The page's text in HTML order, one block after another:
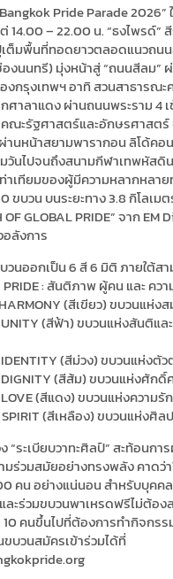
Pride Parade 2026”
14.00 – 22.00 น. “ธงไพรด์”
เต็มพื้นที่ทอดยาวตลอดแนวถน
งนนทรี) มุ่งหน้าสู่ “ถนนสีลม”
งกรุงเทพฯ อาทิ สวนสาธารณ
ศาลาแดง ผ่านถนนพระราม 4
ณะรัฐศาสตร์และอักษรศาสตร์
านหน้าสยามพารากอน ลิโด้คอ
วันไปจนถึงสนามกีฬาเทพหัสดิ
าเทียมของผู้มีความหลากหลา
ขบวน บนระยะทาง 3.8 กิโลเม
GLOBAL PRIDE” จาก EM
ลังการ
วนออกเป็น 6 สี 6 มิติ ภายใต้ส
PRIDE : สันติภาพ ผู้คน และ คว
(สีเขียว) ขบวนแห่ง
(สีฟ้า) ขบวนแห่งสันติแล
(สีม่วง) ขบวนแห่งตัว
(สีส้ม) ขบวนแห่งศักดิ์
(สีแดง) ขบวนแห่งความรัก
(สีเหลือง) ขบวนแห่งศิล
“ระเบียบวาทะศิลป์” สะท้อนกา
ร่วมสมัยอย่างทรงพลัง คาดว่
คน อย่างแน่นอน สำหรับบุคค
ละร่วมขบวนพาเหรดฟรีไม่ต้อง
คนขึ้นไปที่ต้องการทำกิจกร
บวนสมัครเข้าร่วมได้ที่